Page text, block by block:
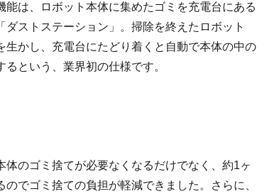
能は、ロボット本体に集めたゴミを充電台にある
ダストステーション」。掃除を終えたロボット
生かし、充電台にたどり着くと自動で本体の中の
という、業界初の仕様です。
体のゴミ捨てが必要なくなるだけでなく、約1ヶ
のでゴミ捨ての負担が軽減できました。さらに、